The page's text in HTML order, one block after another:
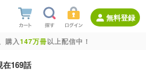
無料登録
購入147万冊以上配信中！
在169話